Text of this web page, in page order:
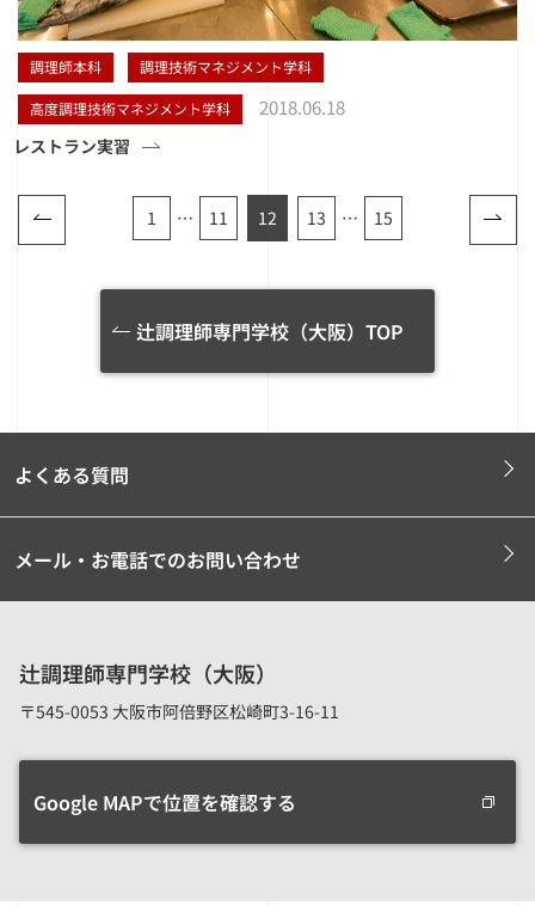
調理師本科 調理技術マネジメント学科
高度調理技術マネジメント学科 2018.06.18
レストラン実習
1 … 11 12 13 … 15
辻調理師専門学校（大阪）TOP
よくある質問
メール・お電話でのお問い合わせ
辻調理師専門学校（大阪）
〒545-0053 大阪市阿倍野区松崎町3-16-11
Google MAPで位置を確認する